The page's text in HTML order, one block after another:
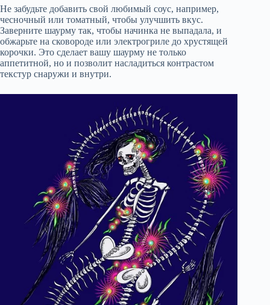
Не забудьте добавить свой любимый соус, например,
чесночный или томатный, чтобы улучшить вкус.
Заверните шаурму так, чтобы начинка не выпадала, и
обжарьте на сковороде или электрогриле до хрустящей
корочки. Это сделает вашу шаурму не только
аппетитной, но и позволит насладиться контрастом
текстур снаружи и внутри.